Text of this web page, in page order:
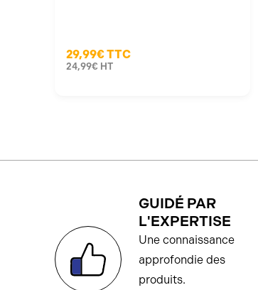
29,99€TTC
24,99€ HT
GUIDÉ PAR
L'EXPERTISE
Une connaissance
approfondie des
produits.